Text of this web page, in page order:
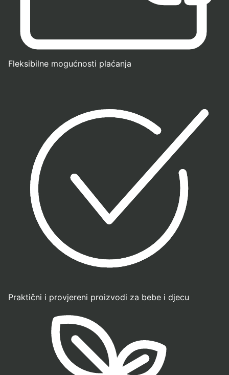
Fleksibilne mogućnosti plaćanja
Praktični i provjereni proizvodi za bebe i djecu